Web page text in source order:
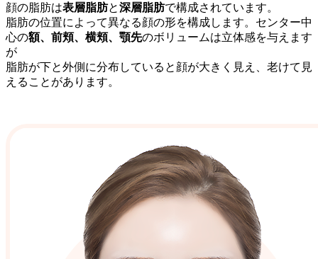
顔の脂肪は表層脂肪と深層脂肪で構成されています。
脂肪の位置によって異なる顔の形を構成します。センター中
心の額、前頬、横頬、顎先のボリュームは立体感を与えます
が
脂肪が下と外側に分布していると顔が大きく見え、老けて見
えることがあります。